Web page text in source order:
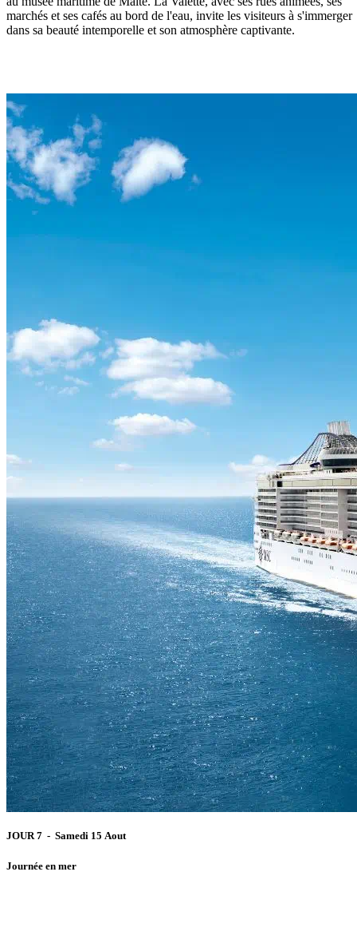
marchés et ses cafés au bord de l'eau, invite les visiteurs à s'immerger
dans sa beauté intemporelle et son atmosphère captivante.
JOUR 7 - Samedi 15 Aout
Journée en mer